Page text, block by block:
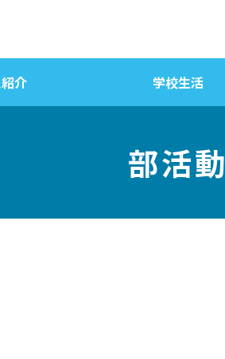
介 学校生活
部活動